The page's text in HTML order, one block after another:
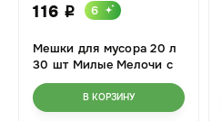
116 i 6
Мешки для мусора 20 л
30 шт Милые Мелочи с
ручками 12 см 0684CD
х20
В КОРЗИНУ